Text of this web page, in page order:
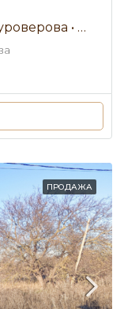
Участок 23.92 сот. • переулок Туроверова • Продажа
ПРОДАЖА